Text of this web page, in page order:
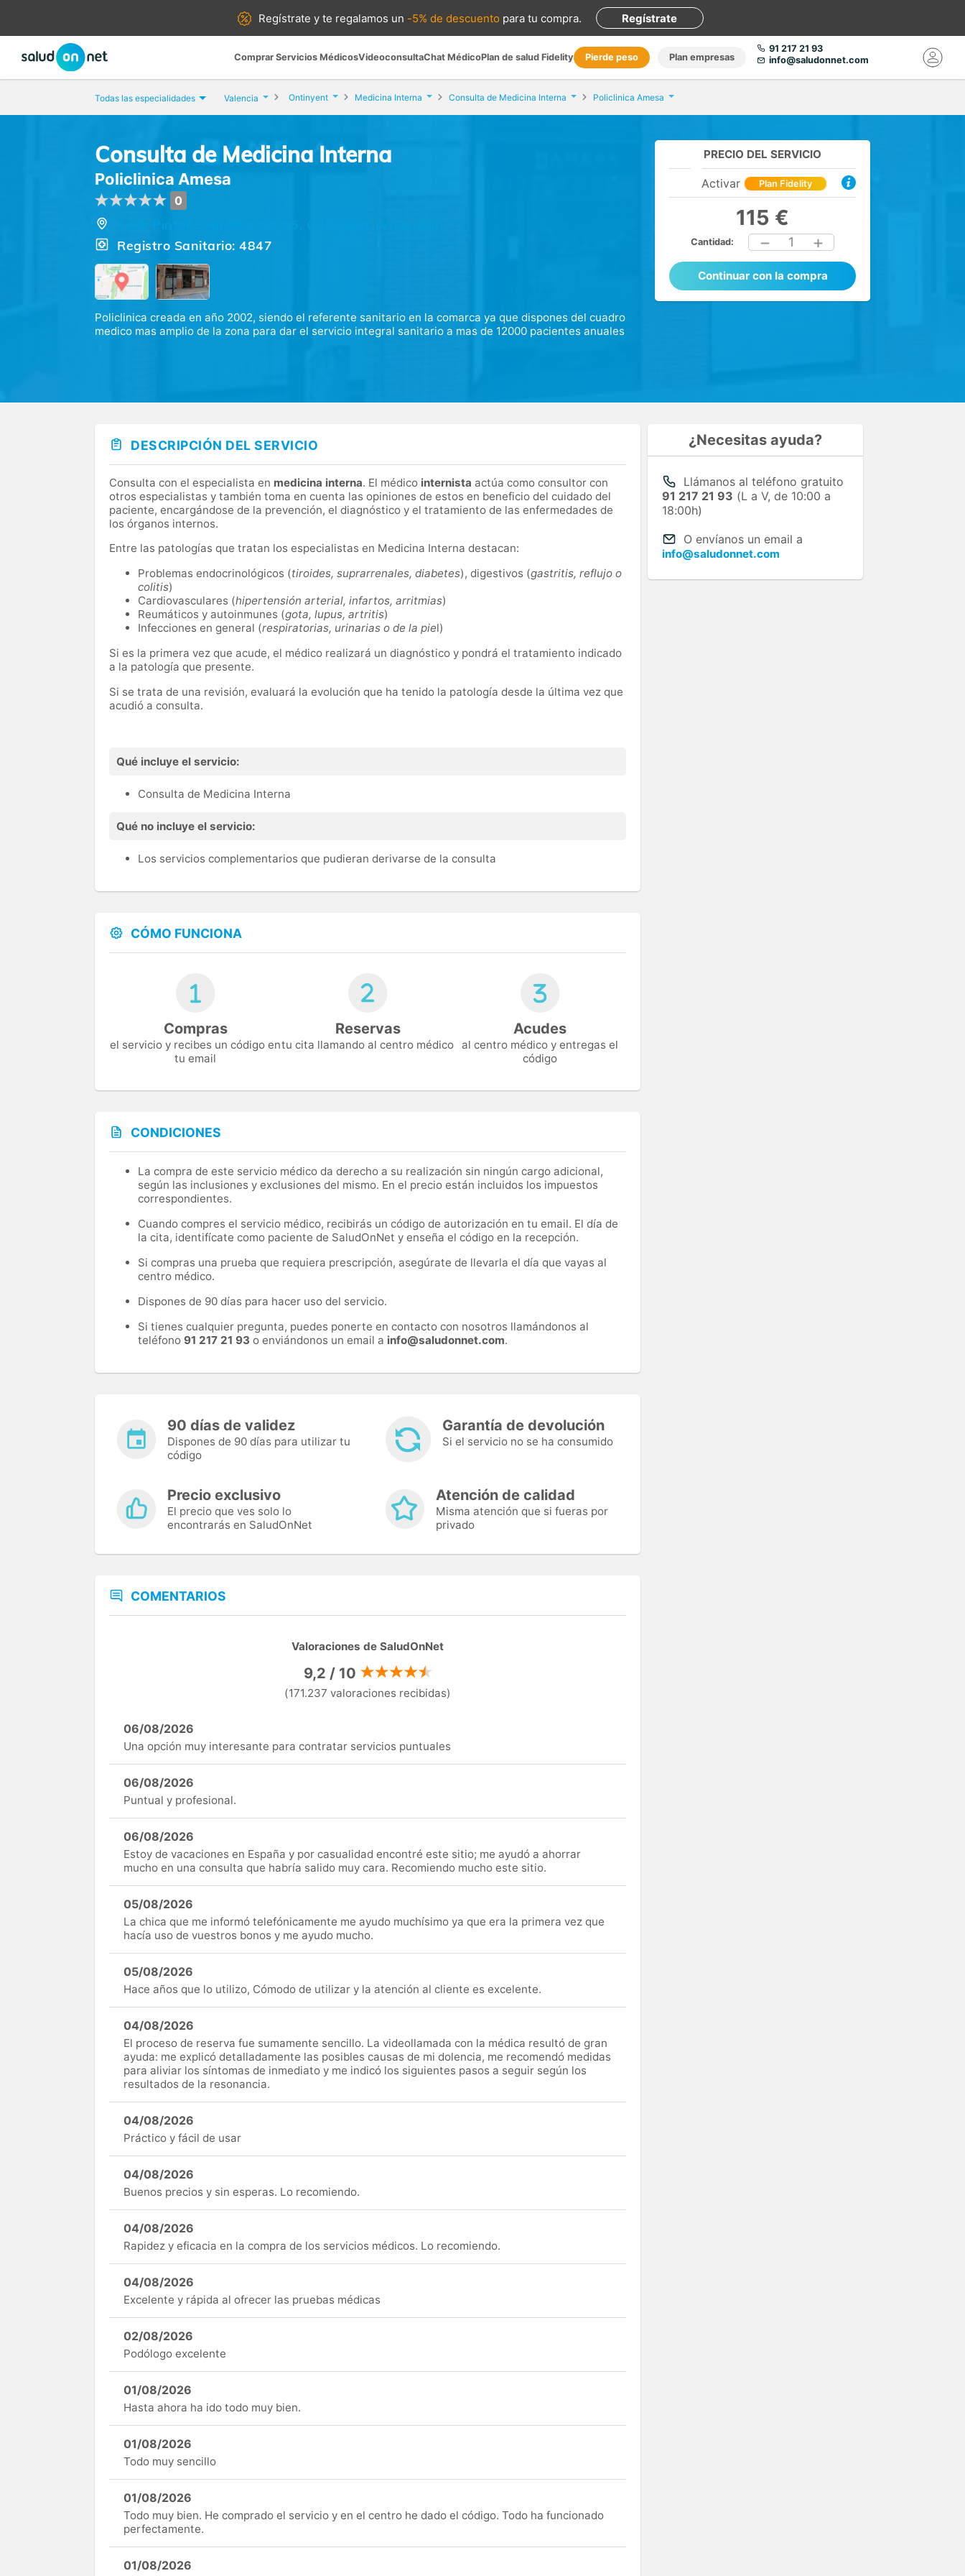
Regístrate yte regalamos un -5% de descuento para tu compra. Regístrate
Comprar Servicios MédicosVideoconsultaChat MédicoPlan de salud Fidelity Pierde peso Plan empresas
91 217 21 93
info@saludonnet.com
Todas las especialidades Valencia Ontinyent Medicina Interna Consulta de Medicina Interna Policlinica Amesa
Consulta de Medicina Interna
Policlinica Amesa
0
Registro Sanitario: 4847
Policlinica creada en año 2002, siendo el referente sanitario en la comarca ya que dispones del cuadro
medico mas amplio de la zona para dar el servicio integral sanitario a mas de 12000 pacientes anuales
PRECIO DEL SERVICIO
Activar Plan Fidelity
115 €
Cantidad: 1
Continuar con la compra
DESCRIPCIÓN DEL SERVICIO
Consulta con el especialista en medicina interna. El médico internista actúa como consultor con
otros especialistas y también toma en cuenta las opiniones de estos en beneficio del cuidado del
paciente, encargándose de la prevención, el diagnóstico y el tratamiento de las enfermedades de
los órganos internos.
Entre las patologías que tratan los especialistas en Medicina Interna destacan:
Problemas endocrinológicos (tiroides, suprarrenales, diabetes), digestivos (gastritis, reflujo o
colitis)
Cardiovasculares (hipertensión arterial, infartos, arritmias)
Reumáticos y autoinmunes (gota, lupus, artritis)
Infecciones en general (respiratorias, urinarias o de la piel)
Si es la primera vez que acude, el médico realizará un diagnóstico y pondrá el tratamiento indicado
a la patología que presente.
Si se trata de una revisión, evaluará la evolución que ha tenido la patología desde la última vez que
acudió a consulta.
Qué incluye el servicio:
Consulta de Medicina Interna
Qué no incluye el servicio:
Los servicios complementarios que pudieran derivarse de la consulta
CÓMO FUNCIONA
Compras
el servicio y recibes un código en
tu email
Reservas
tu cita llamando al centro médico
Acudes
al centro médico y entregas el
código
CONDICIONES
La compra de este servicio médico da derecho a su realización sin ningún cargo adicional,
según las inclusiones y exclusiones del mismo. En el precio están incluidos los impuestos
correspondientes.
Cuando compres el servicio médico, recibirás un código de autorización en tu email. El día de
la cita, identifícate como paciente de SaludOnNet y enseña el código en la recepción.
Si compras una prueba que requiera prescripción, asegúrate de llevarla el día que vayas al
centro médico.
Dispones de 90 días para hacer uso del servicio.
Si tienes cualquier pregunta, puedes ponerte en contacto con nosotros llamándonos al
teléfono 91 217 21 93 o enviándonos un email a info@saludonnet.com.
90 días de validez
Dispones de 90 días para utilizar tu
código
Garantía de devolución
Si el servicio no se ha consumido
Precio exclusivo
El precio que ves solo lo
encontrarás en SaludOnNet
Atención de calidad
Misma atención que si fueras por
privado
COMENTARIOS
Valoraciones de SaludOnNet
9,2 / 10
(171.237 valoraciones recibidas)
06/08/2026
Una opción muy interesante para contratar servicios puntuales
06/08/2026
Puntual y profesional.
06/08/2026
Estoy de vacaciones en España y por casualidad encontré este sitio; me ayudó a ahorrar
mucho en una consulta que habría salido muy cara. Recomiendo mucho este sitio.
05/08/2026
La chica que me informó telefónicamente me ayudo muchísimo ya que era la primera vez que
hacía uso de vuestros bonos y me ayudo mucho.
05/08/2026
Hace años que lo utilizo, Cómodo de utilizar y la atención al cliente es excelente.
04/08/2026
El proceso de reserva fue sumamente sencillo. La videollamada con la médica resultó de gran
ayuda: me explicó detalladamente las posibles causas de mi dolencia, me recomendó medidas
para aliviar los síntomas de inmediato y me indicó los siguientes pasos a seguir según los
resultados de la resonancia.
04/08/2026
Práctico y fácil de usar
04/08/2026
Buenos precios y sin esperas. Lo recomiendo.
04/08/2026
Rapidez y eficacia en la compra de los servicios médicos. Lo recomiendo.
04/08/2026
Excelente y rápida al ofrecer las pruebas médicas
02/08/2026
Podólogo excelente
01/08/2026
Hasta ahora ha ido todo muy bien.
01/08/2026
Todo muy sencillo
01/08/2026
Todo muy bien. He comprado el servicio y en el centro he dado el código. Todo ha funcionado
perfectamente.
01/08/2026
¿Necesitas ayuda?
Llámanos al teléfono gratuito
91 217 21 93 (L a V, de 10:00 a
18:00h)
O envíanos un email a
info@saludonnet.com